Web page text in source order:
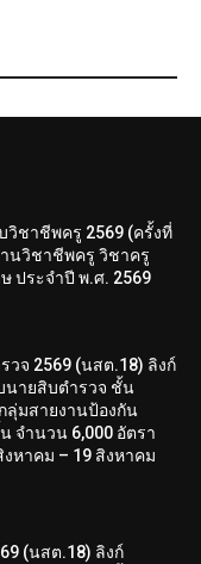
วิชาชีพครู 2569 (ครั้งที่
นวิชาชีพครู วิชาครู
ประจำปี พ.ศ. 2569
จ 2569 (นสต.18) ลิงก์
นายสิบตำรวจ ชั้น
ลุ่มสายงานป้องกัน
จำนวน 6,000 อัตรา
หาคม – 19 สิงหาคม
(นสต.18) ลิงก์